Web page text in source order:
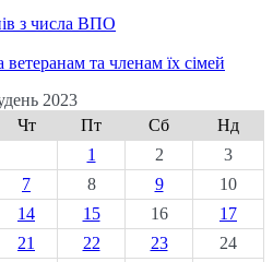
з числа ВПО
та членам їх сімей
2023
Чт Пт Сб
Нд
1
2
3
7 8 9
10
14 15 16
17
21 22 23
24